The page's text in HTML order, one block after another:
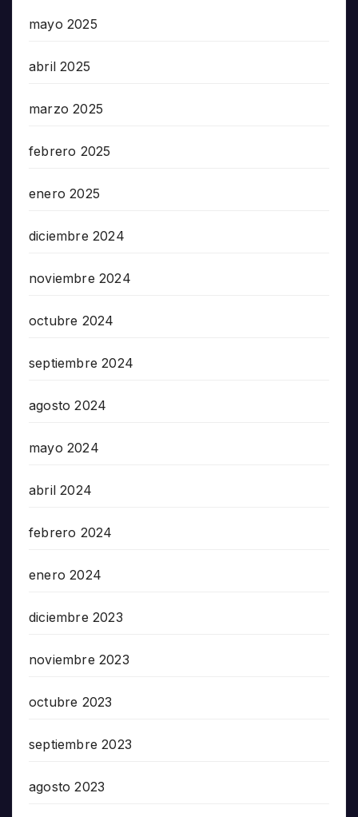
mayo 2025
abril 2025
marzo 2025
febrero 2025
enero 2025
diciembre 2024
noviembre 2024
octubre 2024
septiembre 2024
agosto 2024
mayo 2024
abril 2024
febrero 2024
enero 2024
diciembre 2023
noviembre 2023
octubre 2023
septiembre 2023
agosto 2023